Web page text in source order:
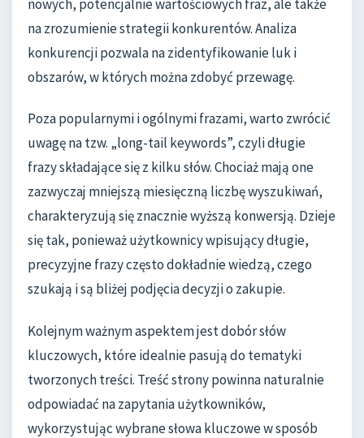
nowych, potencjalnie wartościowych fraz, ale także
na zrozumienie strategii konkurentów. Analiza
konkurencji pozwala na zidentyfikowanie luk i
obszarów, w których można zdobyć przewagę.
Poza popularnymi i ogólnymi frazami, warto zwrócić
uwagę na tzw. „long-tail keywords”, czyli długie
frazy składające się z kilku słów. Chociaż mają one
zazwyczaj mniejszą miesięczną liczbę wyszukiwań,
charakteryzują się znacznie wyższą konwersją. Dzieje
się tak, ponieważ użytkownicy wpisujący długie,
precyzyjne frazy często dokładnie wiedzą, czego
szukają i są bliżej podjęcia decyzji o zakupie.
Kolejnym ważnym aspektem jest dobór słów
kluczowych, które idealnie pasują do tematyki
tworzonych treści. Treść strony powinna naturalnie
odpowiadać na zapytania użytkowników,
wykorzystując wybrane słowa kluczowe w sposób